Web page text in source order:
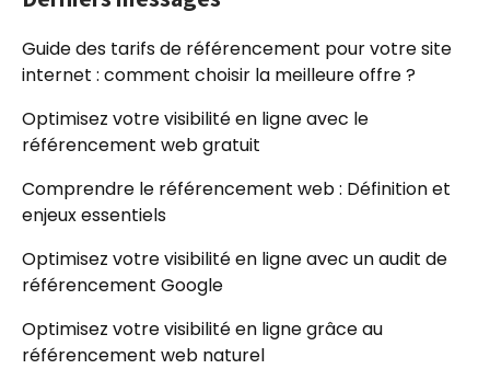
Guide des tarifs de référencement pour votre site
internet : comment choisir la meilleure offre ?
Optimisez votre visibilité en ligne avec le
référencement web gratuit
Comprendre le référencement web : Définition et
enjeux essentiels
Optimisez votre visibilité en ligne avec un audit de
référencement Google
Optimisez votre visibilité en ligne grâce au
référencement web naturel